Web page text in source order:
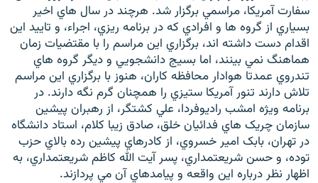
سفارت آمريکا، مراسمي برگزار شد. هرچند در سال هاي اخير
بسياري از گروه ها و افرادي که در برنامه ريزي، اجراء، و تاييد اين
اقدام دست داشته اند، برگزاري اين مراسم را با مقتضيات زمان
هماهنگ نمي بينند، اما بسيج دانشجويي و ديگر گروه هاي
تندروي عمدتا هوادار محافظه کاران، هنوز با برگزاري اين مراسم
تلاش دارند تنور آمريکا ستيزي را همچنان گرم نگه دارند. در
برنامه ويژه امشب راديوفردا، علي کشتگر، از رهبران پيشين
سازمان چريک هاي فدائيان خلق، صادق زيبا کلام، استاد دانشگاه
در تهران، بابک امير خسروي، از کادرهاي پيشين رده بالاي حزب
توده، و حسن شريعتمداري، پسر آيت الله کاظم شريعتمداري، به
اظهار نظر درباره اين واقعه و پيامدهاي آن مي پردازند.